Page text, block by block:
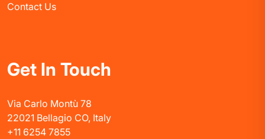
Contact Us
Get In Touch
Via Carlo Montù 78
22021 Bellagio CO, Italy
+11 6254 7855